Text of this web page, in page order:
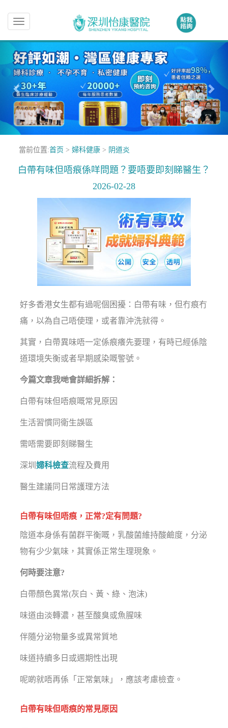
Toggle
navigation
當前位置:首页 > 婦科健康> 阴道炎
白帶有味但唔痕係咩問題？要唔要即刻睇醫生？
2026-02-28
好多香港女生都有過呢個困擾：白帶有味，但冇痕冇
痛，以為自己唔使理，或者靠沖洗就得。
其實，白帶異味唔一定係痕癢先要理，有時已經係陰
道環境失衡或者早期感染嘅警號。
今篇文章我哋會詳細拆解：
白帶有味但唔痕嘅常見原因
生活習慣同衛生誤區
需唔需要即刻睇醫生
深圳婦科檢查流程及費用
醫生建議同日常護理方法
白帶有味但唔痕，正常?定有問題?
陰道本身係有菌群平衡嘅，乳酸菌維持酸鹼度，分泌
物有少少氣味，其實係正常生理現象。
何時要注意?
白帶顏色異常(灰白、黃、綠、泡沫)
味道由淡轉濃，甚至酸臭或魚腥味
伴隨分泌物量多或異常質地
味道持續多日或週期性出現
呢啲就唔再係「正常氣味」，應該考慮檢查。
白帶有味但唔痕的常見原因